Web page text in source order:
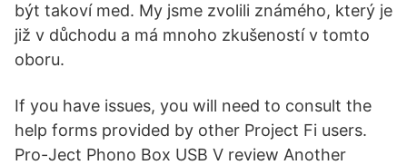
být takoví med. My jsme zvolili známého, který je
již v důchodu a má mnoho zkušeností v tomto
oboru.
If you have issues, you will need to consult the
help forms provided by other Project Fi users.
Pro-Ject Phono Box USB V review Another